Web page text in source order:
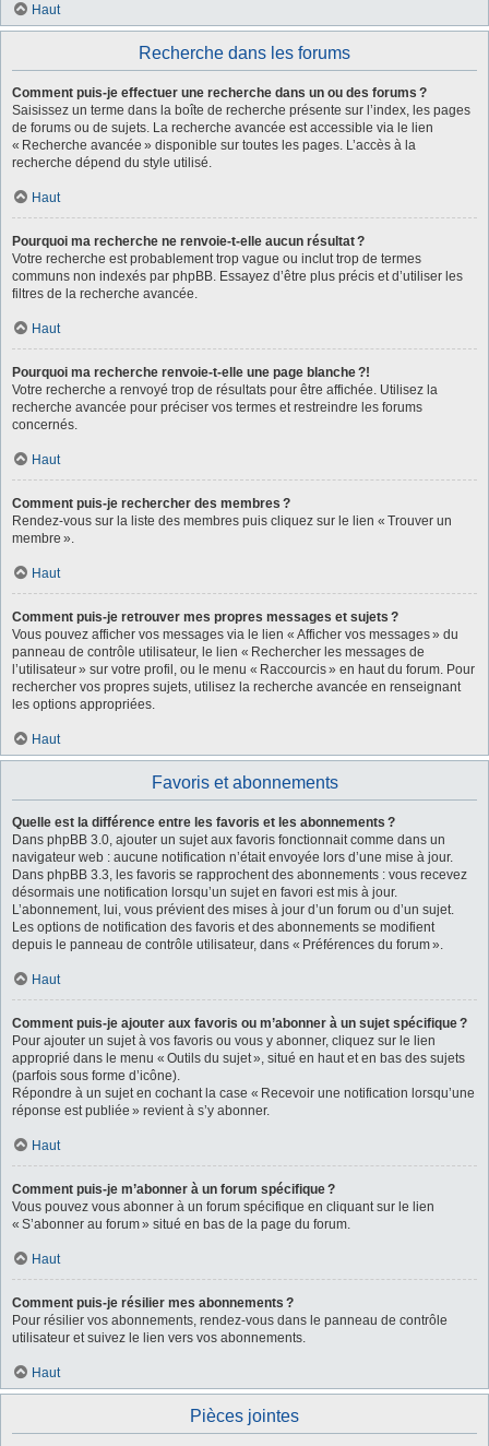
Haut
Recherche dans les forums
Comment puis-je effectuer une recherche dans un ou des forums ?
Saisissez un terme dans la boîte de recherche présente sur l’index, les pages
de forums ou de sujets. La recherche avancée est accessible via le lien
« Recherche avancée » disponible sur toutes les pages. L’accès à la
recherche dépend du style utilisé.
Haut
Pourquoi ma recherche ne renvoie-t-elle aucun résultat ?
Votre recherche est probablement trop vague ou inclut trop de termes
communs non indexés par phpBB. Essayez d’être plus précis et d’utiliser les
filtres de la recherche avancée.
Haut
Pourquoi ma recherche renvoie-t-elle une page blanche ?!
Votre recherche a renvoyé trop de résultats pour être affichée. Utilisez la
recherche avancée pour préciser vos termes et restreindre les forums
concernés.
Haut
Comment puis-je rechercher des membres ?
Rendez-vous sur la liste des membres puis cliquez sur le lien « Trouver un
membre ».
Haut
Comment puis-je retrouver mes propres messages et sujets ?
Vous pouvez afficher vos messages via le lien « Afficher vos messages » du
panneau de contrôle utilisateur, le lien « Rechercher les messages de
l’utilisateur » sur votre profil, ou le menu « Raccourcis » en haut du forum. Pour
rechercher vos propres sujets, utilisez la recherche avancée en renseignant
les options appropriées.
Haut
Favoris et abonnements
Quelle est la différence entre les favoris et les abonnements ?
Dans phpBB 3.0, ajouter un sujet aux favoris fonctionnait comme dans un
navigateur web : aucune notification n’était envoyée lors d’une mise à jour.
Dans phpBB 3.3, les favoris se rapprochent des abonnements : vous recevez
désormais une notification lorsqu’un sujet en favori est mis à jour.
L’abonnement, lui, vous prévient des mises à jour d’un forum ou d’un sujet.
Les options de notification des favoris et des abonnements se modifient
depuis le panneau de contrôle utilisateur, dans « Préférences du forum ».
Haut
Comment puis-je ajouter aux favoris ou m’abonner à un sujet spécifique ?
Pour ajouter un sujet à vos favoris ou vous y abonner, cliquez sur le lien
approprié dans le menu « Outils du sujet », situé en haut et en bas des sujets
(parfois sous forme d’icône).
Répondre à un sujet en cochant la case « Recevoir une notification lorsqu’une
réponse est publiée » revient à s’y abonner.
Haut
Comment puis-je m’abonner à un forum spécifique ?
Vous pouvez vous abonner à un forum spécifique en cliquant sur le lien
« S’abonner au forum » situé en bas de la page du forum.
Haut
Comment puis-je résilier mes abonnements ?
Pour résilier vos abonnements, rendez-vous dans le panneau de contrôle
utilisateur et suivez le lien vers vos abonnements.
Haut
Pièces jointes